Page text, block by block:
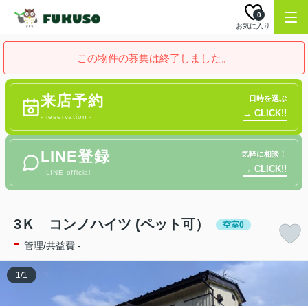
お気に入り
0
この物件の募集は終了しました。
来店予約
- reservation -
日時を選ぶ
→ CLICK!!
LINE登録
- LINE official -
気軽に相談！
→ CLICK!!
3Ｋ コンノハイツ (ペット可） 空室0
- 管理/共益費 -
1/1